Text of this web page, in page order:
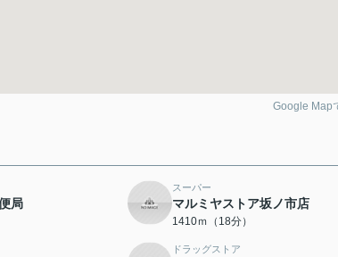
Google Map
局
スーパー
マルミヤストア坂ノ市店
1410ｍ（18分）
ドラッグストア